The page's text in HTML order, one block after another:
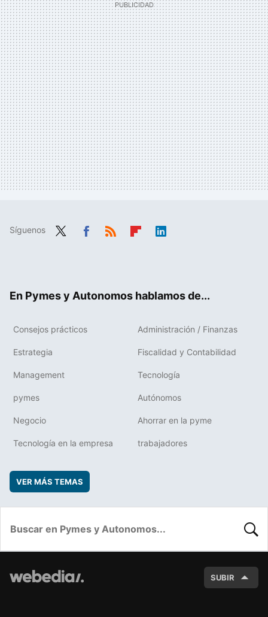
Síguenos
En Pymes y Autonomos hablamos de...
Consejos prácticos Administración / Finanzas
Estrategia Fiscalidad y Contabilidad
Management Tecnología
pymes Autónomos
Negocio Ahorrar en la pyme
Tecnología en la empresa trabajadores
VER MÁS TEMAS
SUBIR